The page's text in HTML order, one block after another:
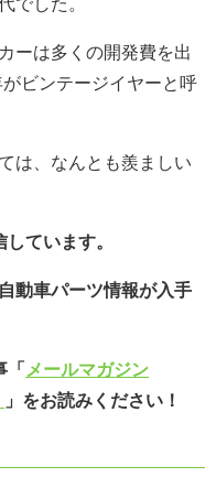
ーは多くの開発費を出
ビンテージイヤーと呼
は、なんとも羨ましい
ています。
動車パーツ情報が入手
「メールマガジン
」をお読みください！